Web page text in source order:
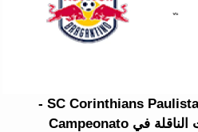
مباراة RB Bragantino ضد SC Corinthians Paulista -
الموعد 2026-08-10 والقنوات الناقلة في Campeonato